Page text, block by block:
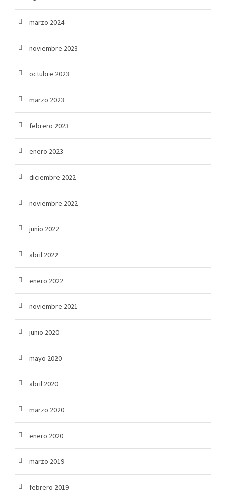
marzo 2024
noviembre 2023
octubre 2023
marzo 2023
febrero 2023
enero 2023
diciembre 2022
noviembre 2022
junio 2022
abril 2022
enero 2022
noviembre 2021
junio 2020
mayo 2020
abril 2020
marzo 2020
enero 2020
marzo 2019
febrero 2019